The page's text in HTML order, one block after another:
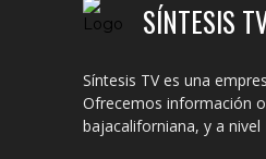
SÍNTESIS
Síntesis TV es una
Ofrecemos información
bajacaliforniana, y a